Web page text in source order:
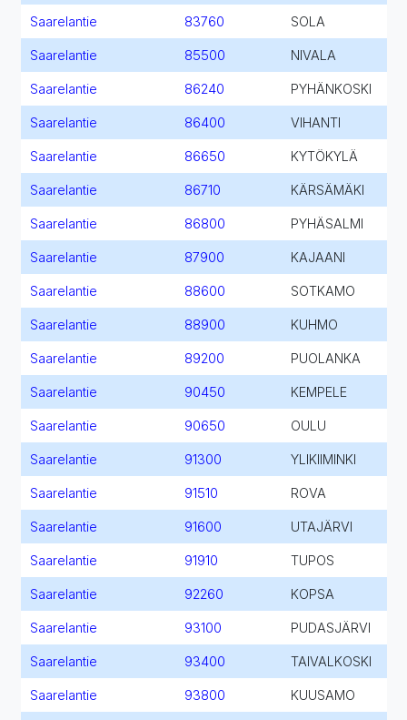
Saarelantie 83760 SOLA
Saarelantie 85500 NIVALA
Saarelantie 86240 PYHÄNKOSKI
Saarelantie 86400 VIHANTI
Saarelantie 86650 KYTÖKYLÄ
Saarelantie 86710 KÄRSÄMÄKI
Saarelantie 86800 PYHÄSALMI
Saarelantie 87900 KAJAANI
Saarelantie 88600 SOTKAMO
Saarelantie 88900 KUHMO
Saarelantie 89200 PUOLANKA
Saarelantie 90450 KEMPELE
Saarelantie 90650 OULU
Saarelantie 91300 YLIKIIMINKI
Saarelantie 91510 ROVA
Saarelantie 91600 UTAJÄRVI
Saarelantie 91910 TUPOS
Saarelantie 92260 KOPSA
Saarelantie 93100 PUDASJÄRVI
Saarelantie 93400 TAIVALKOSKI
Saarelantie 93800 KUUSAMO